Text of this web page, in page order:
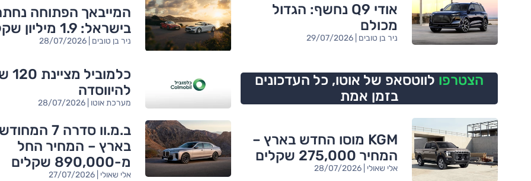
אודי Q9 נחשף: הגדול
מכולם
ניר בן טובים | 29/07/2026
המייבאך הפתוחה
בישראל: 1.9 מיליון שקל
ניר בן טובים | 28/07/2026
הצטרפו לווטסאפ של אוטו, כל העדכונים
בזמן אמת
להיווסדה
מערכת אוטו | 28/07/2026
KGM מוסו החדש בארץ –
המחיר 275,000 שקלים
אלי שאולי | 28/07/2026
ב.מ.וו סדרה 7
בארץ – המחיר החל
מ-890,000 שקלים
אלי שאולי | 27/07/2026